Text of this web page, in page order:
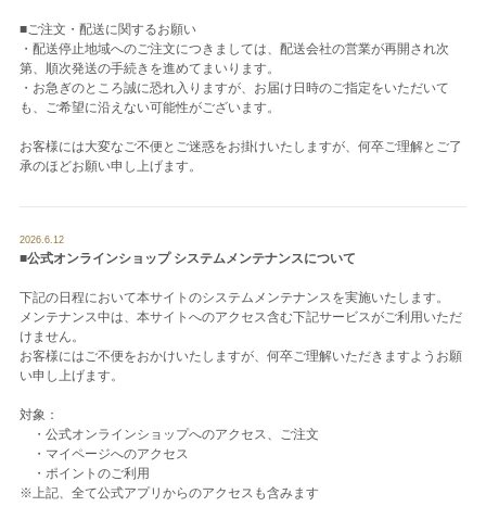
■ご注文・配送に関するお願い
・配送停止地域へのご注文につきましては、配送会社の営業が再開され次
第、順次発送の手続きを進めてまいります。
・お急ぎのところ誠に恐れ入りますが、お届け日時のご指定をいただいて
も、ご希望に沿えない可能性がございます。
お客様には大変なご不便とご迷惑をお掛けいたしますが、何卒ご理解とご了
承のほどお願い申し上げます。
2026.6.12
■公式オンラインショップ システムメンテナンスについて
下記の日程において本サイトのシステムメンテナンスを実施いたします。
メンテナンス中は、本サイトへのアクセス含む下記サービスがご利用いただ
けません。
お客様にはご不便をおかけいたしますが、何卒ご理解いただきますようお願
い申し上げます。
対象：
・公式オンラインショップへのアクセス、ご注文
・マイページへのアクセス
・ポイントのご利用
※上記、全て公式アプリからのアクセスも含みます